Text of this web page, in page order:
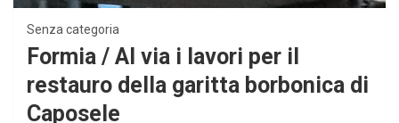
Senza categoria
Formia / Al via i lavori per il
restauro della garitta borbonica di
Caposele